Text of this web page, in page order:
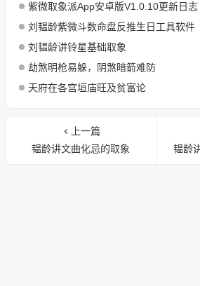
紫微取象派App安卓版V1.0.10更新日志
刘韫龄紫微斗数命盘反推生日工具软件
刘韫龄讲铃星基础取象
劫煞明枪易躲，阴煞暗箭难防
天府在各宫垣庙旺及贫富论
上一篇
韫龄讲文曲化忌的取象
韫龄